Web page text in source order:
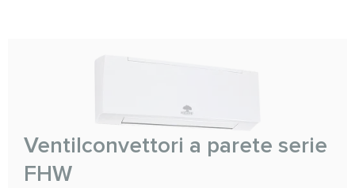
Ventilconvettori a parete serie
FHW